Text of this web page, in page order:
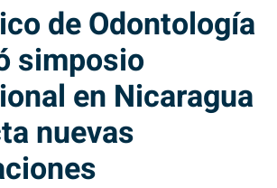
de Odontología
simposio
en Nicaragua
nuevas